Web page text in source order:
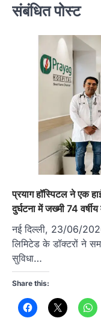
संबंधित पोस्ट
प्रयाग हॉस्पिटल ने एक
दुर्घटना में जख्मी 74
नई दिल्ली, 23/06/
लिमिटेड के डॉक्टरों ने
सुविधा…
Share this: